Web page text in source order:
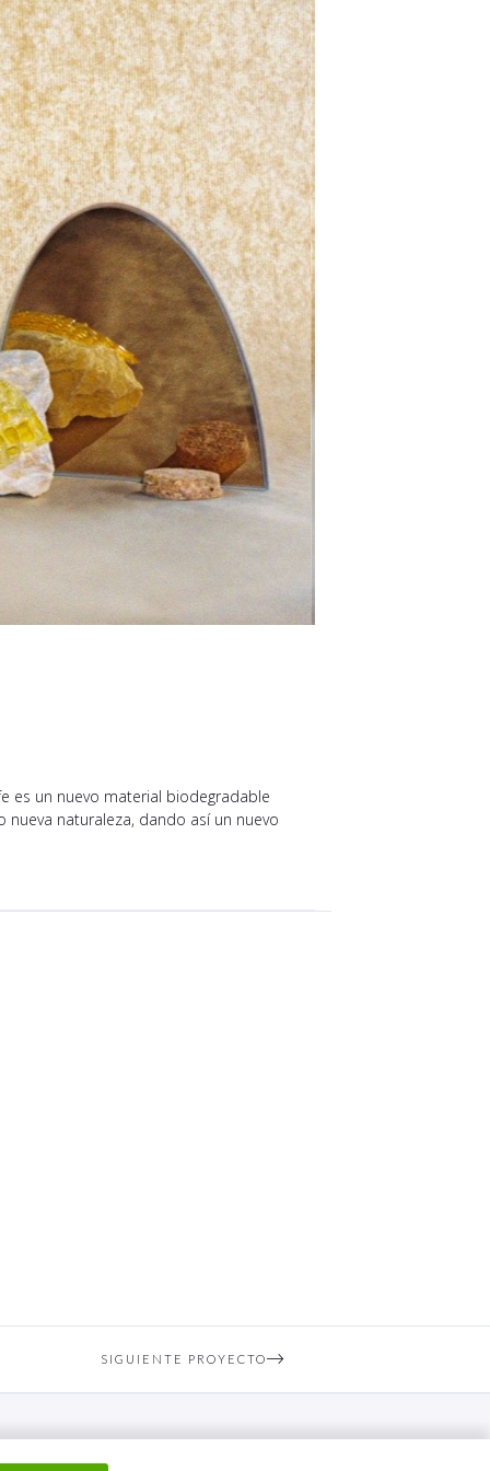
es un nuevo material biodegradable
naturaleza, dando así un nuevo
SIGUIENTE PROYECTO